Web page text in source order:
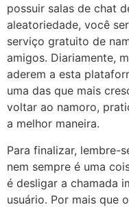
possuir salas de chat
aleatoriedade, você
serviço gratuito de
amigos. Diariamente,
aderem a esta
uma das que mais
voltar ao namoro,
a melhor maneira.
Para finalizar, lembre-
nem sempre é uma
é desligar a chamada
usuário. Por mais que